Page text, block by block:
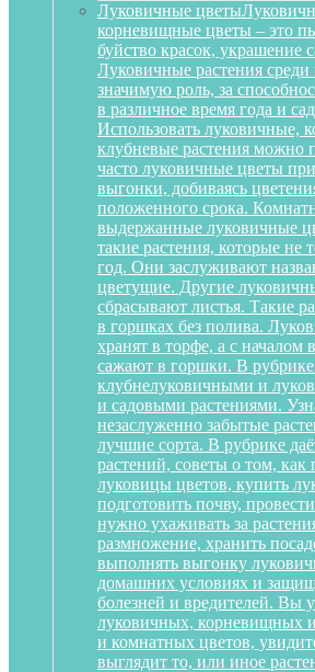
Луковичные цветы
корневищные цветы – это
буйство красок, украшение
Луковичные растения среди
значимую роль, за
в различное время года и
Использовать луковичные,
клубневые растения можно
часто луковичные цветы
выгонки, добиваясь
положенного срока.
выдержанные луковичные
такие растения, которые не
год. Они заслуживают
цветущие. Другие
сбрасывают листья. Такие
в горшках без полива.
хранят в торфе, а с началом
сажают в горшки. В
клубнелуковичными и
и садовыми растениями.
незаслуженно забытые
лучшие сорта. В рубрике
растений, советы о том, как
луковицы цветов, купить
подготовить почву,
нужно ухаживать за
размножение, хранить
выполнять выгонку
домашних условиях и
болезней и вредителей. Вы
луковичных, корневищных
и комнатных цветов,
выглядит то, или иное